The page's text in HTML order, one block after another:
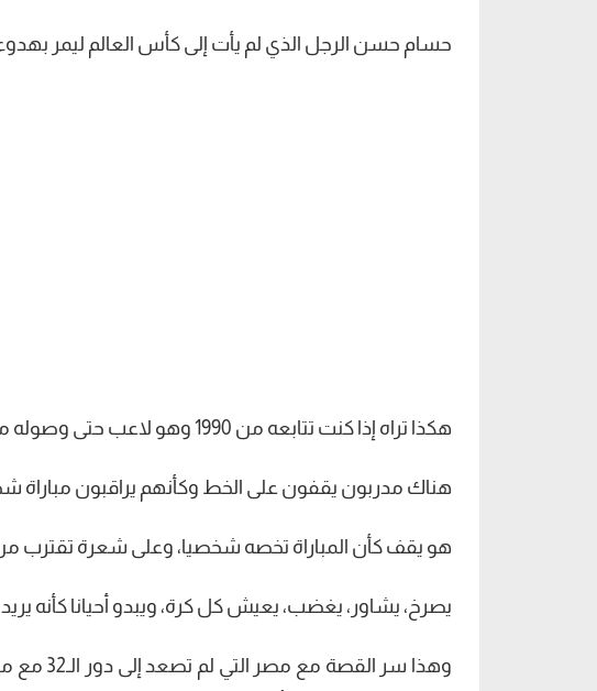
حسام حسن الرجل الذي لم يأت إلى كأس العالم ليمر
هكذا تراه إذا كنت تتابعه من 1990 وهو لاعب حتى وصوله مدربا مع منتخب مصر في 2026.
هناك مدربون يقفون على الخط وكأنهم يراقبون
هو يقف كأن المباراة تخصه شخصيا، وعلى شعرة تقترب
يصرخ، يشاور، يغضب، يعيش كل كرة، ويبدو أحيانا كأنه
وهذا سر